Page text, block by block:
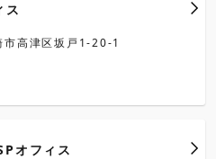
ス
高津区坂戸1-20-1
オフィス